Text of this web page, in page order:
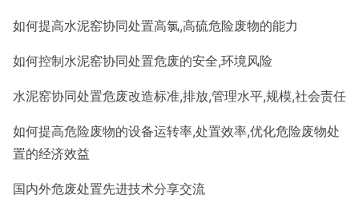
如何提高水泥窑协同处置高氯,高硫危险废物的能力
如何控制水泥窑协同处置危废的安全,环境风险
水泥窑协同处置危废改造标准,排放,管理水平,规模,社会责任
如何提高危险废物的设备运转率,处置效率,优化危险废物处
置的经济效益
国内外危废处置先进技术分享交流